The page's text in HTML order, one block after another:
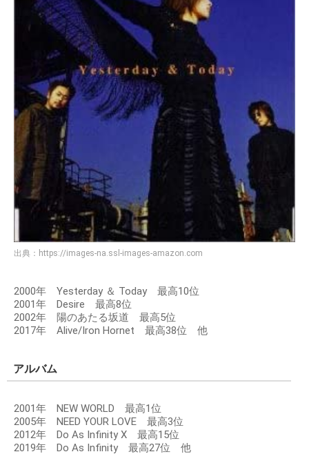
出典： https://images-na.ssl-images-amazon.com
2000年 Yesterday ＆ Today 最高10位
2001年 Desire 最高8位
2002年 陽のあたる坂道 最高5位
2017年 Alive/Iron Hornet 最高38位 他
アルバム
2001年 NEW WORLD 最高1位
2005年 NEED YOUR LOVE 最高3位
2012年 Do As Infinity X 最高15位
2019年 Do As Infinity 最高27位 他